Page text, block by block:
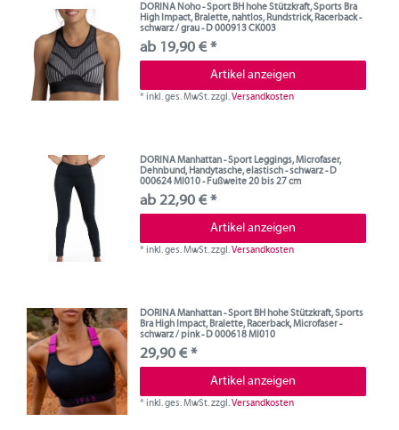
DORINA Noho - Sport BH hohe Stützkraft, Sports Bra
High Impact, Bralette, nahtlos, Rundstrick, Racerback -
schwarz / grau - D 000913 CK003
ab 19,90 € *
Artikel anzeigen
*inkl. ges. MwSt.zzgl.Versandkosten
DORINA Manhattan - Sport Leggings, Microfaser,
Dehnbund, Handytasche, elastisch - schwarz - D
000624 MI010 - Fußweite 20 bis 27 cm
ab 22,90 € *
Artikel anzeigen
*inkl. ges. MwSt.zzgl.Versandkosten
DORINA Manhattan - Sport BH hohe Stützkraft, Sports
Bra High Impact, Bralette, Racerback, Microfaser -
schwarz / pink - D 000618 MI010
29,90 € *
Artikel anzeigen
*inkl. ges. MwSt.zzgl.Versandkosten